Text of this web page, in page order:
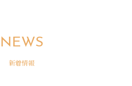
NEWS
新着情報